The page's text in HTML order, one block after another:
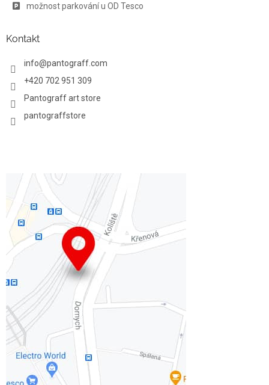
možnost parkování u OD Tesco
Kontakt
info@pantograff.com
+420 702 951 309
Pantograff art store
pantograffstore